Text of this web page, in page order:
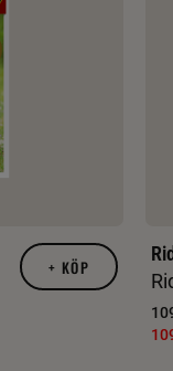
+ KÖP